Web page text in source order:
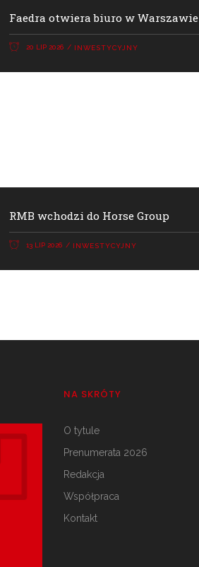
Faedra otwiera biuro w Warszawie
20 LIP 2026 INWESTYCYJNY
RMB wchodzi do Horse Group
13 LIP 2026 INWESTYCYJNY
NA SKRÓTY
O tytule
Prenumerata 2026
Redakcja
Współpraca
Kontakt